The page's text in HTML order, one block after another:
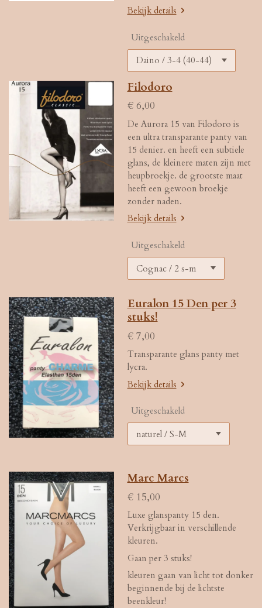
Bekijk details
Uitgeschakeld
Filodoro
€ 6,00
De Aurora 15 van Filodoro is
een ultra transparante panty van
15 denier. en heeft een subtiele
glans, de kleinere maten zijn met
heupbroekje. de grootste maat
heeft een gewoon broekje
zonder naden.
Bekijk details
Uitgeschakeld
Euralon 15 Den per 3
stuks!
€ 7,00
Transparante glans panty met
lycra.
Bekijk details
Uitgeschakeld
Marc Marcs
€ 15,00
Luxe glanspanty 15 den.
Verkrijgbaar in verschillende
kleuren.
Gaan per 3 stuks!
kleuren gaan van licht tot donker
beginnende bij de lichtste
beenkleur!